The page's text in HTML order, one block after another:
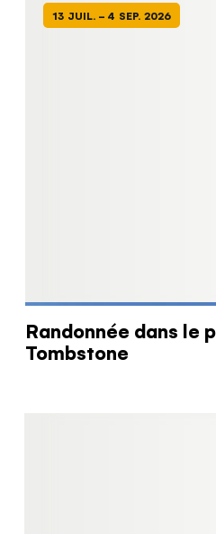
13 JUIL. - 4 SEP. 2026
Randonnée dans le
Tombstone